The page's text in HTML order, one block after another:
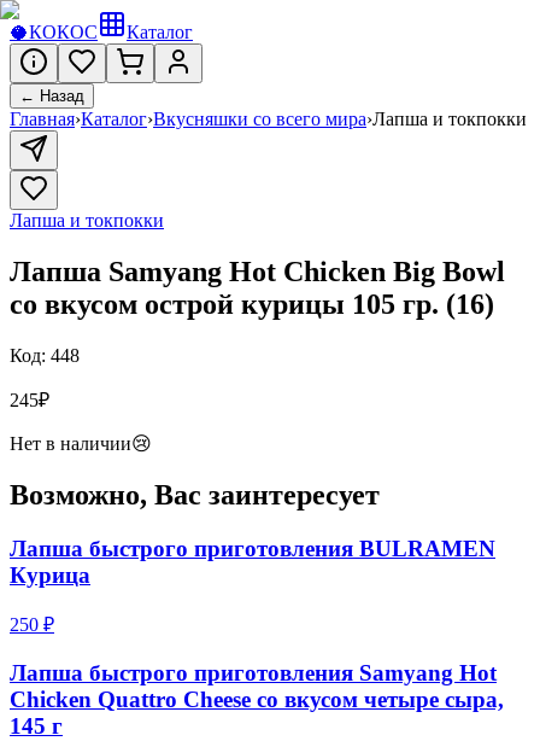
🥥КОКОС Каталог
← Назад
Главная›Каталог›Вкусняшки со всего мира›Лапша и токпокки
Лапша и токпокки
Лапша Samyang Hot Chicken Big Bowl
со вкусом острой курицы 105 гр. (16)
Код: 448
245₽
Нет в наличии😢
Возможно, Вас заинтересует
Лапша быстрого приготовления BULRAMEN
Курица
250 ₽
Лапша быстрого приготовления Samyang Hot
Chicken Quattro Cheese со вкусом четыре сыра,
145 г